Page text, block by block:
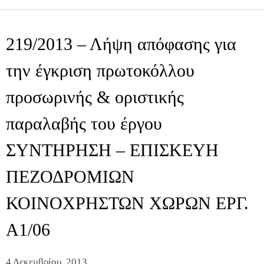
219/2013 – Λήψη απόφασης για
την έγκριση πρωτοκόλλου
προσωρινής & οριστικής
παραλαβής του έργου
ΣΥΝΤΗΡΗΣΗ – ΕΠΙΣΚΕΥΗ
ΠΕΖΟΔΡΟΜΙΩΝ
ΚΟΙΝΟΧΡΗΣΤΩΝ ΧΩΡΩΝ ΕΡΓ.
Α1/06